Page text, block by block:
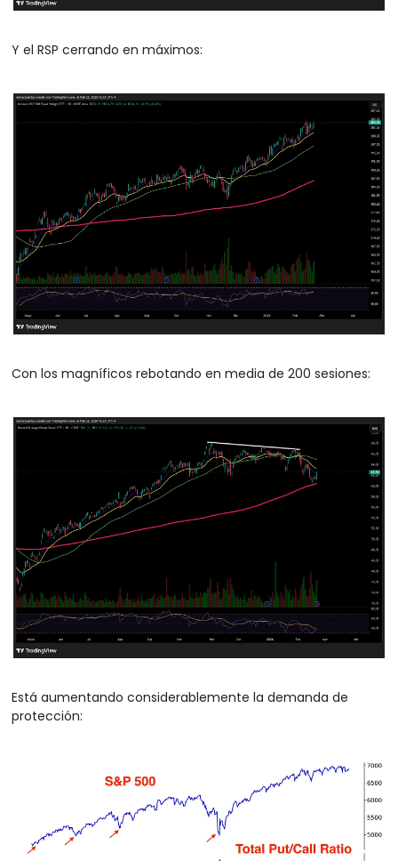
Y el RSP cerrando en máximos:
Con los magníficos rebotando en media de 200 sesiones:
Está aumentando considerablemente la demanda de
protección: